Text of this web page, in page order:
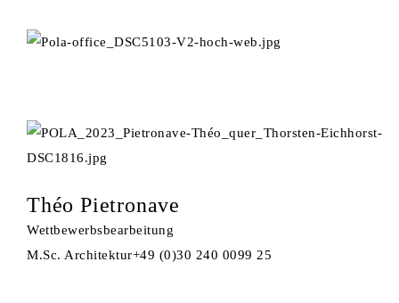
Théo Pietronave
Wettbewerbsbearbeitung
M.Sc. Architektur+49 (0)30 240 0099 25